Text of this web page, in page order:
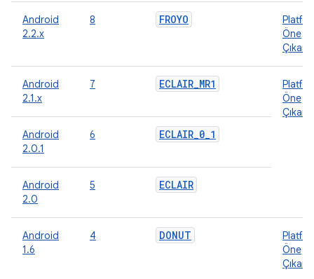
Android
2.2.x
8 FROYO
Öne
Android
2.1.x
7 ECLAIR_MR1
Öne
Android
2.0.1
6 ECLAIR_0_1
Android
2.0
5 ECLAIR
Android
1.6
4 DONUT
Öne